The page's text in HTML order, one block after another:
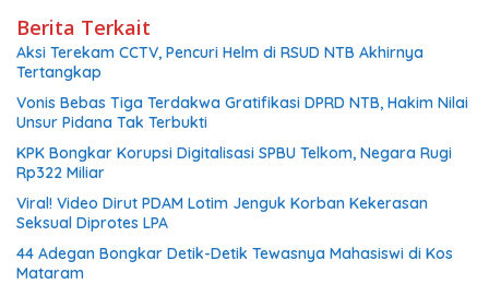
Berita Terkait
Aksi Terekam CCTV, Pencuri Helm di RSUD NTB Akhirnya
Tertangkap
Vonis Bebas Tiga Terdakwa Gratifikasi DPRD NTB, Hakim Nilai
Unsur Pidana Tak Terbukti
KPK Bongkar Korupsi Digitalisasi SPBU Telkom, Negara Rugi
Rp322 Miliar
Viral! Video Dirut PDAM Lotim Jenguk Korban Kekerasan
Seksual Diprotes LPA
44 Adegan Bongkar Detik-Detik Tewasnya Mahasiswi di Kos
Mataram